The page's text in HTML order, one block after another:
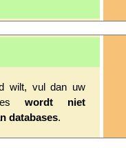
wilt, vul dan uw
wordt niet
databases.